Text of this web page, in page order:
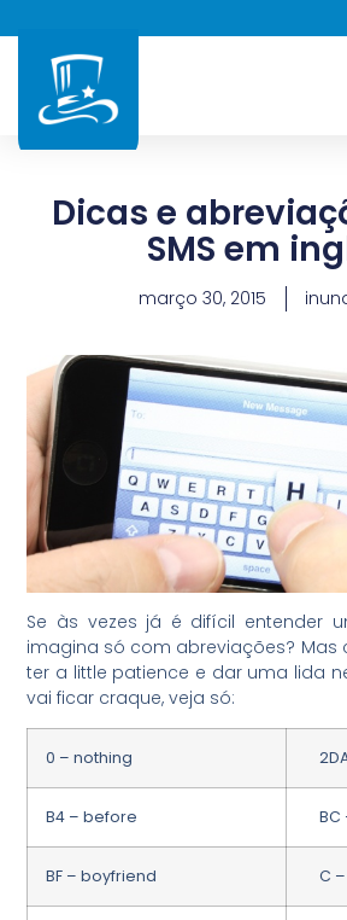
Dicas e
SMS em
março 30, 2015
Se às vezes já é difícil entender
imagina só com abreviações? Mas
ter a little patience e dar uma lida
vai ficar craque, veja só:
0 – nothing
B4 – before BC
BF – boyfriend C